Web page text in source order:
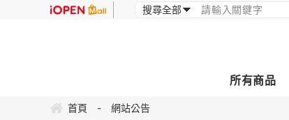
所有商品
首頁 - 網站公告